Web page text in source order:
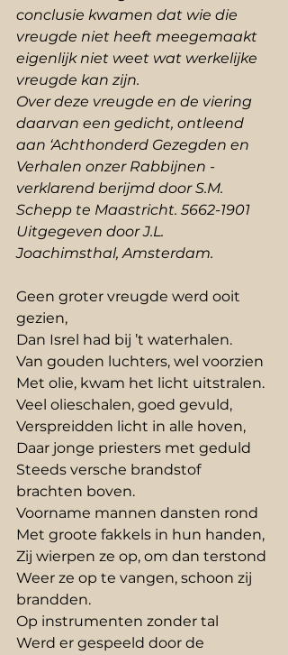
conclusie kwamen dat wie die
vreugde niet heeft meegemaakt
eigenlijk niet weet wat werkelijke
vreugde kan zijn.
Over deze vreugde en de viering
daarvan een gedicht, ontleend
aan ‘Achthonderd Gezegden en
Verhalen onzer Rabbijnen -
verklarend berijmd door S.M.
Schepp te Maastricht. 5662-1901
Uitgegeven door J.L.
Joachimsthal, Amsterdam.
Geen groter vreugde werd ooit
gezien,
Dan Isrel had bij ’t waterhalen.
Van gouden luchters, wel voorzien
Met olie, kwam het licht uitstralen.
Veel olieschalen, goed gevuld,
Verspreidden licht in alle hoven,
Daar jonge priesters met geduld
Steeds versche brandstof
brachten boven.
Voorname mannen dansten rond
Met groote fakkels in hun handen,
Zij wierpen ze op, om dan terstond
Weer ze op te vangen, schoon zij
brandden.
Op instrumenten zonder tal
Werd er gespeeld door de